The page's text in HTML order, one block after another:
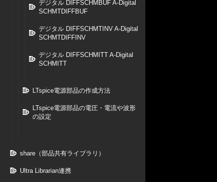
デジタル DIFFSCHMBUF A-Digital
SCHMTDIFFBUF
デジタル DIFFSCHMTINV A-Digital
SCHMTDIFFINV
デジタル DIFFSCHMITT A-Digital
SCHMITT
LTspice電源部品の作成方法
LTspice電源部品の電圧・電流や波形
の設定
share（部品共有ライブラリ）
Ultra Librarian連携